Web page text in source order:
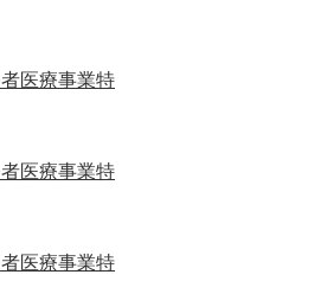
医療事業特
医療事業特
医療事業特